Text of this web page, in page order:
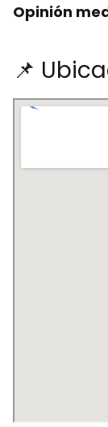
Opinión
📌